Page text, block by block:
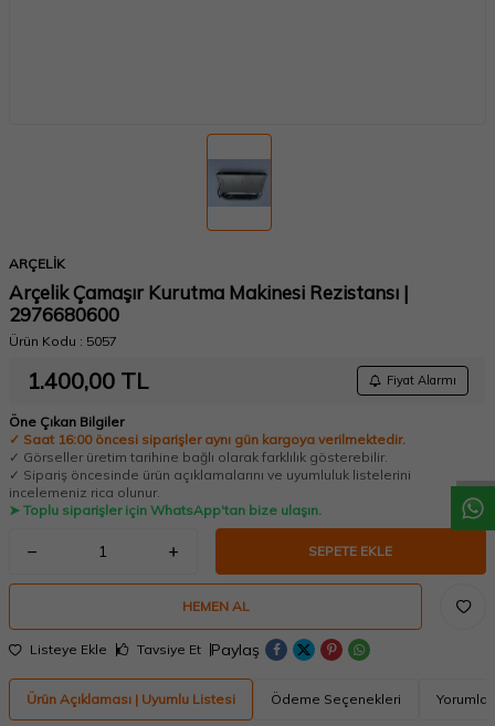
ARÇELİK
Arçelik Çamaşır Kurutma Makinesi Rezistansı |
2976680600
Ürün Kodu : 5057
1.400,00 TL Fiyat Alarmı
Öne Çıkan Bilgiler
✓ Saat 16:00 öncesi siparişler aynı gün kargoya verilmektedir.
✓ Görseller üretim tarihine bağlı olarak farklılık gösterebilir.
✓ Sipariş öncesinde ürün açıklamalarını ve uyumluluk listelerini
incelemeniz rica olunur.
➤ Toplu siparişler için WhatsApp'tan bize ulaşın.
SEPETE EKLE
HEMEN AL
Listeye Ekle Tavsiye Et Paylaş
Ürün Açıklaması | Uyumlu Listesi Ödeme Seçenekleri Yorumlar